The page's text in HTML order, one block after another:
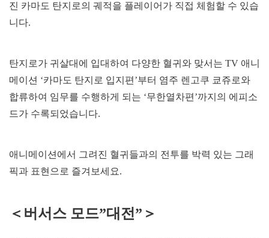
진 카마도 탄지로의 궤적을 플레이어가 직접 체험할 수 있습
니다.
탄지로가 귀살대에 입대하여 다양한 혈귀와 맞서는 TV 애니
메이션 ‘카마도 탄지로 입지편’부터 염주 렌고쿠 쿄쥬로와
합류하여 임무를 수행하게 되는 ‘무한열차편’까지의 에피소
드가 수록되었습니다.
애니메이션에서 그려진 혈귀들과의 전투를 박력 있는 그래
픽과 표현으로 즐겨보세요.
＜버서스 모드”대전”＞